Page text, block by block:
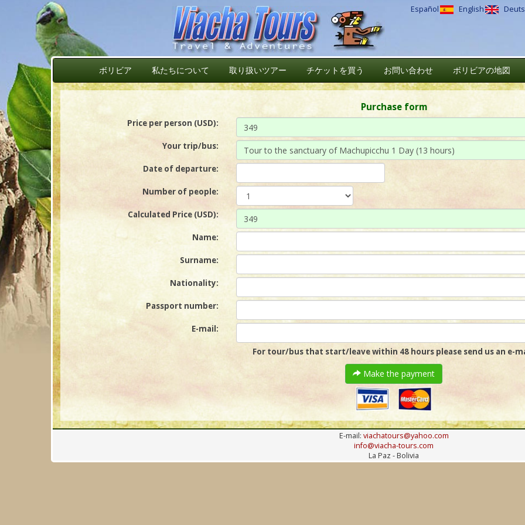
Español English
ボリビア 私たちについて 取り扱いツアー チケットを買う お問い合わせ ボリビアの地図
Purchase form
Price per person (USD):
Your trip/bus:
Date of departure:
Number of people:
Calculated Price (USD):
Name:
Surname:
Nationality:
Passport number:
E-mail:
For tour/bus that start/leave within 48 hours please send us an e-
Make the payment
E-mail: viachatours@yahoo.com
info@viacha-tours.com
La Paz - Bolivia